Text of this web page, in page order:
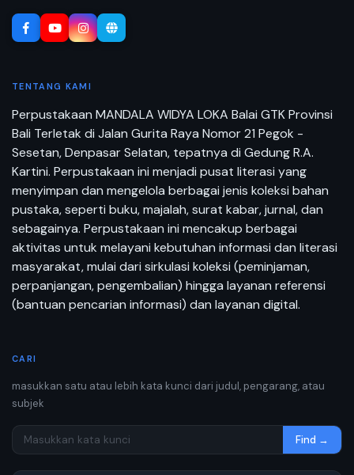
TENTANG KAMI
Perpustakaan MANDALA WIDYA LOKA Balai GTK Provinsi
Bali Terletak di Jalan Gurita Raya Nomor 21 Pegok -
Sesetan, Denpasar Selatan, tepatnya di Gedung R.A.
Kartini. Perpustakaan ini menjadi pusat literasi yang
menyimpan dan mengelola berbagai jenis koleksi bahan
pustaka, seperti buku, majalah, surat kabar, jurnal, dan
sebagainya. Perpustakaan ini mencakup berbagai
aktivitas untuk melayani kebutuhan informasi dan literasi
masyarakat, mulai dari sirkulasi koleksi (peminjaman,
perpanjangan, pengembalian) hingga layanan referensi
(bantuan pencarian informasi) dan layanan digital.
CARI
masukkan satu atau lebih kata kunci dari judul, pengarang, atau
subjek
Find →